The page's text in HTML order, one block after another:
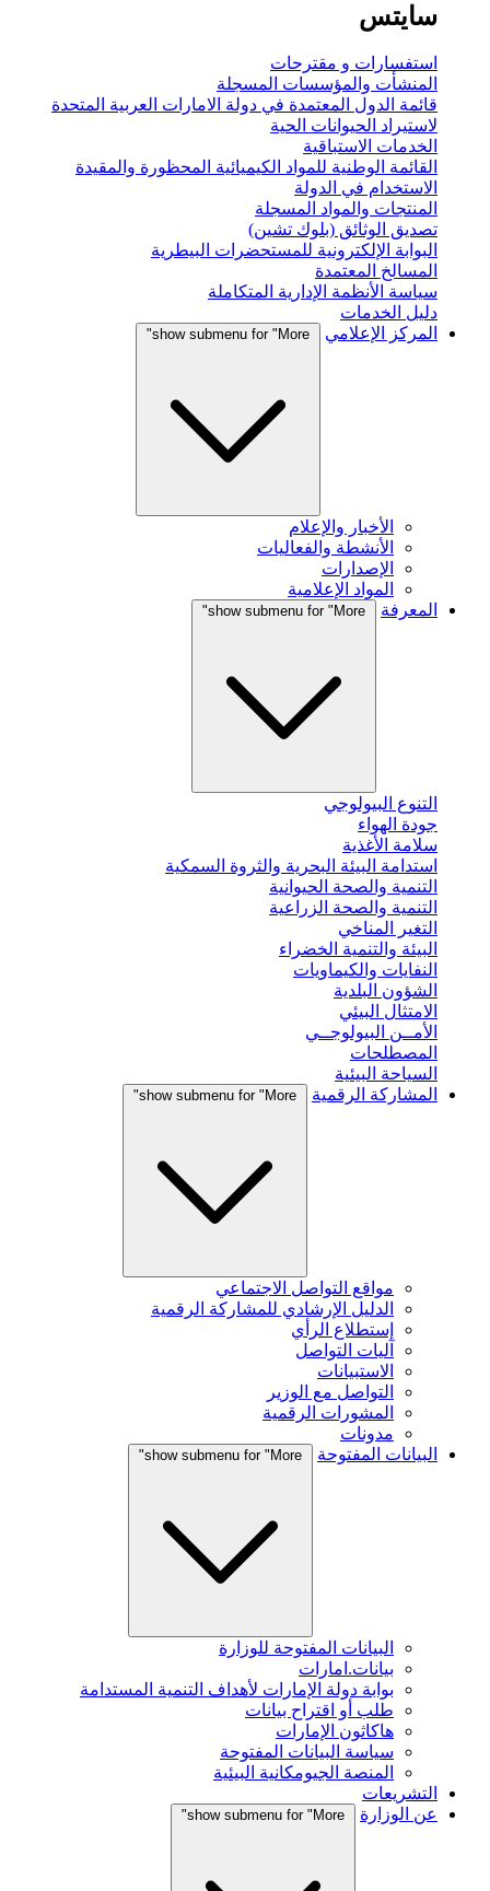
سايتس
استفسارات و مقترحات
المنشأت والمؤسسات المسجلة
قائمة الدول المعتمدة في دولة الامارات العربية المتحدة
لاستيراد الحيوانات الحية
الخدمات الاستباقية
القائمة الوطنية للمواد الكيميائية المحظورة والمقيدة
الاستخدام في الدولة
المنتجات والمواد المسجلة
تصديق الوثائق (بلوك تشين)
البوابة الإلكترونية للمستحضرات البيطرية
المسالخ المعتمدة
سياسة الأنظمة الإدارية المتكاملة
دليل الخدمات
المركز الإعلامي
show submenu for "More"
الأخبار والإعلام
الأنشطة والفعاليات
الإصدارات
المواد الإعلامية
المعرفة
show submenu for "More"
التنوع البيولوجي
جودة الهواء
سلامة الأغذية
استدامة البيئة البحرية والثروة السمكية
التنمية والصحة الحيوانية
التنمية والصحة الزراعية
التغير المناخي
البيئة والتنمية الخضراء
النفايات والكيماويات
الشؤون البلدية
الامتثال البيئي
الأمــن البيولوجــي
المصطلحات
السياحة البيئية
المشاركة الرقمية
show submenu for "More"
مواقع التواصل الاجتماعي
الدليل الإرشادي للمشاركة الرقمية
إستطلاع الرأي
آليات التواصل
الاستبيانات
التواصل مع الوزير
المشورات الرقمية
مدونات
البيانات المفتوحة
show submenu for "More"
البيانات المفتوحة للوزارة
بيانات.امارات
بوابة دولة الإمارات لأهداف التنمية المستدامة
طلب أو اقتراح بيانات
هاكاثون الإمارات
سياسة البيانات المفتوحة
المنصة الجيومكانية البيئية
التشريعات
عن الوزارة
show submenu for "More"